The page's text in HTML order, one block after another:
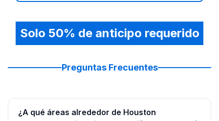
Solo 50% de anticipo requerido
Preguntas Frecuentes
¿A qué áreas alrededor de Houston